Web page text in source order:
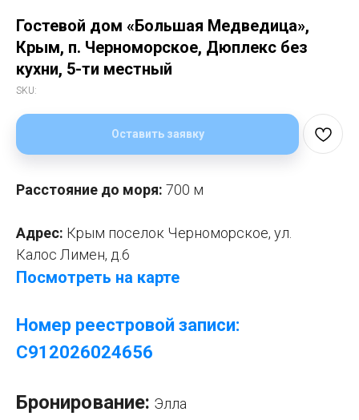
Гостевой дом «Большая Медведица»,
Крым, п. Черноморское, Дюплекс без
кухни, 5-ти местный
SKU:
Оставить заявку
Расстояние до моря: 700 м
Адрес: Крым поселок Черноморское, ул.
Калос Лимен, д.6
Посмотреть на карте
Номер реестровой записи:
С912026024656
Бронирование: Элла